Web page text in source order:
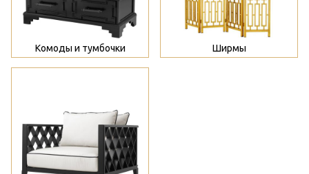
Комоды и тумбочки Ширмы